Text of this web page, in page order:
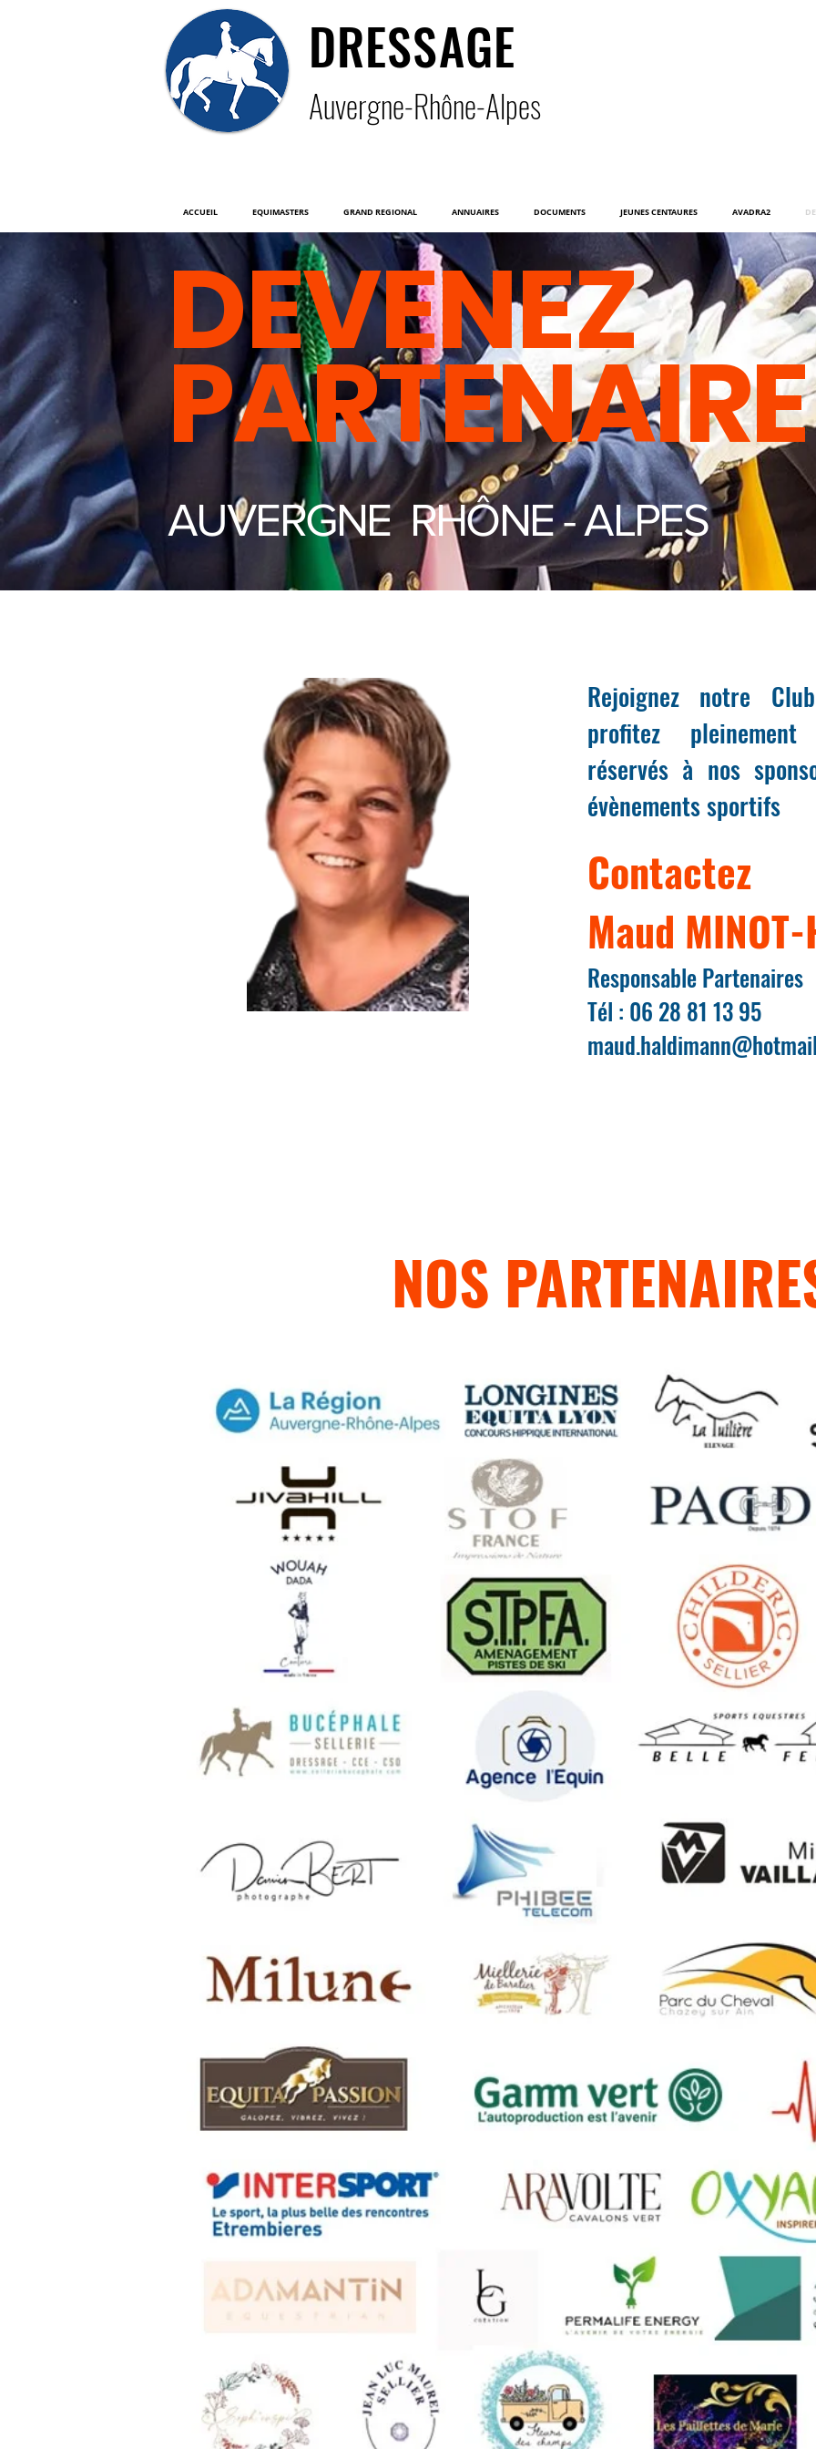
DRESSAGE
Auvergne-Rhône-Alpes
ACCUEIL EQUIMASTERS GRAND REGIONAL ANNUAIRES DOCUMENTS JEUNES CENTAURES AVADRA2
DEVENEZ
PARTENAIRE
AUVERGNE RHÔNE - ALPES
Rejoignez notre
profitez
réservés à nos
évènements sportifs
Contactez
Maud
Responsable Partenaires
Tél : 06 28 81 13 95
NOS